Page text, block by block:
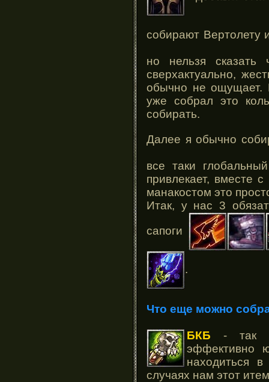
собирают Вертолету
но нельзя
сверхактуально,
обычно не ощущает.
уже собрал это
собирать.
Далее я обычно
все таки
привлекает, вместе
манакостом это
Итак, у нас 3
сапоги
.
Что еще можно
БКБ - так
эффективно
находиться
случаях нам этот